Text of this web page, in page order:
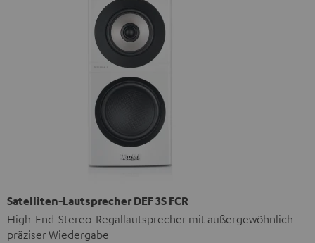
Satelliten-Lautsprecher DEF 3S FCR
High-End-Stereo-Regallautsprecher mit außergewöhnlich
präziser Wiedergabe